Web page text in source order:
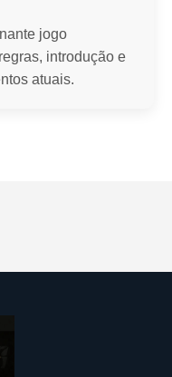
jogo
introdução e
atuais.